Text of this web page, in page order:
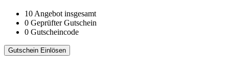
10 Angebot insgesamt
0 Geprüfter Gutschein
0 Gutscheincode
Gutschein Einlösen